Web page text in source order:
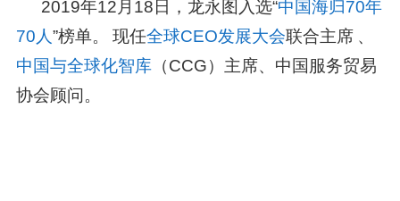
2019年12月 18 日，龙永图入选“中国海归70年
70人”榜单。 现任全球CEO发展大会联合主席 、
中国与全球化智库（CCG）主席、中国服务贸易
协会顾问。